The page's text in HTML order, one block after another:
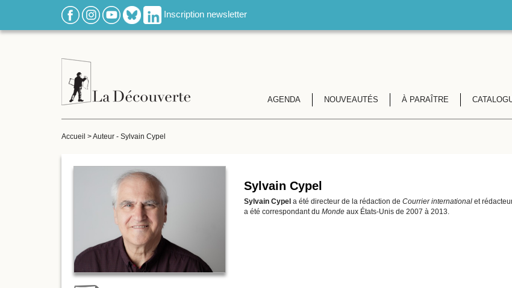
Inscription newsletter
AGENDA NOUVEAUTÉS À PARAÎTRE
Accueil >Auteur - Sylvain Cypel
Sylvain Cypel
Sylvain Cypel a été directeur de la rédaction de Courrier internationalet
a été correspondant du Mondeaux États-Unis de 2007 à 2013.